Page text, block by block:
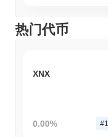
热门代币
XNX
0.00%